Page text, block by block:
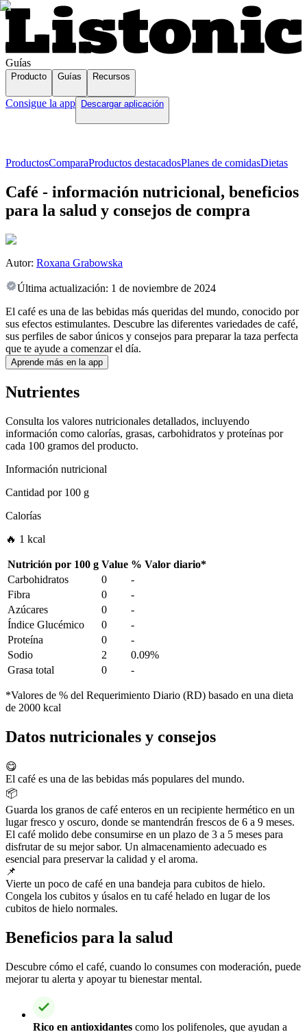
Guías
Producto Guías Recursos
Consigue la app Descargar aplicación
ProductosComparaProductos destacadosPlanes de comidasDietas
Café - información nutricional, beneficios
para la salud y consejos de compra
Autor: Roxana Grabowska
Última actualización: 1 de noviembre de 2024
El café es una de las bebidas más queridas del mundo, conocido por
sus efectos estimulantes. Descubre las diferentes variedades de café,
sus perfiles de sabor únicos y consejos para preparar la taza perfecta
que te ayude a comenzar el día.
Aprende más en la app
Nutrientes
Consulta los valores nutricionales detallados, incluyendo
información como calorías, grasas, carbohidratos y proteínas por
cada 100 gramos del producto.
Información nutricional
Cantidad por100 g
Calorías
🔥 1 kcal
Nutrición por 100 g Value % Valor diario*
Carbohidratos
0
-
Fibra
0
-
Azúcares
0
-
Índice Glucémico
0
-
Proteína
0
-
Sodio
2
0.09%
Grasa total
0 -
*Valores de % del Requerimiento Diario (RD) basado en una dieta
de 2000 kcal
Datos nutricionales y consejos
😋
El café es una de las bebidas más populares del mundo.
📦
Guarda los granos de café enteros en un recipiente hermético en un
lugar fresco y oscuro, donde se mantendrán frescos de 6 a 9 meses.
El café molido debe consumirse en un plazo de 3 a 5 meses para
disfrutar de su mejor sabor. Un almacenamiento adecuado es
esencial para preservar la calidad y el aroma.
📌
Vierte un poco de café en una bandeja para cubitos de hielo.
Congela los cubitos y úsalos en tu café helado en lugar de los
cubitos de hielo normales.
Beneficios para la salud
Descubre cómo el café, cuando lo consumes con moderación, puede
mejorar tu alerta y apoyar tu bienestar mental.
Rico en antioxidantes como los polifenoles, que ayudan a